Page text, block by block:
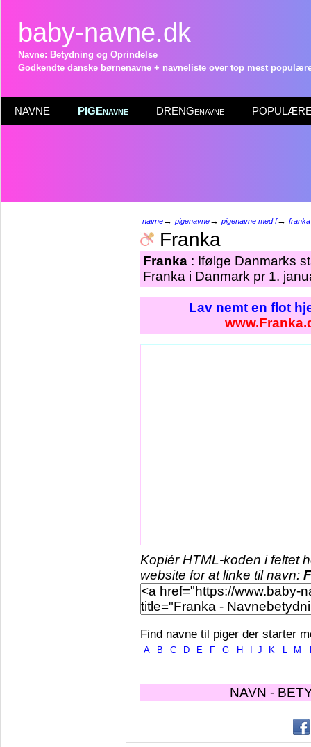
baby-navne.dk
Navne: Betydning og Oprindelse
Godkendte danske børnenavne + navneliste over top mest
NAVNE PIGEnavne DRENGenavne POPULÆRE
navne→ pigenavne→ pigenavne med f→ franka
Franka
Franka : Ifølge Danmarks
Franka i Danmark pr 1.
Lav nemt en flot
Kopiér HTML-koden i feltet
website for at linke til navn:
Find navne til piger der starter
A B C D E F G H J K L M
NAVN -